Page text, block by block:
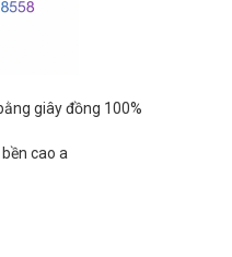
giây đồng 100%
cao a